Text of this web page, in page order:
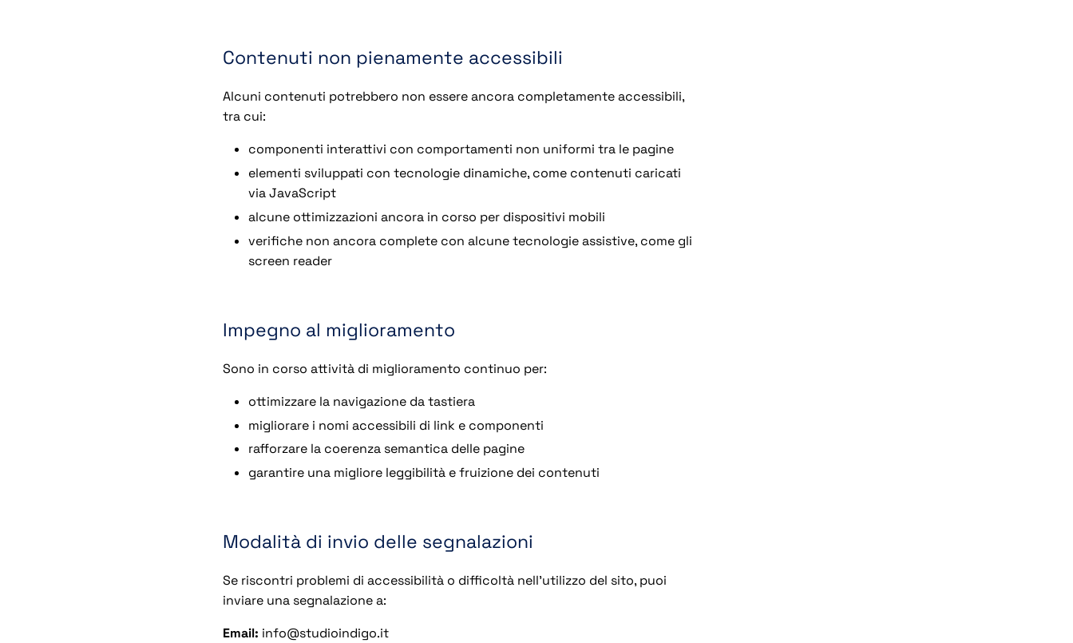
Contenuti non pienamente accessibili
Alcuni contenuti potrebbero non essere ancora completamente accessibili,
tra cui:
componenti interattivi con comportamenti non uniformi tra le pagine
elementi sviluppati con tecnologie dinamiche, come contenuti caricati
via JavaScript
alcune ottimizzazioni ancora in corso per dispositivi mobili
verifiche non ancora complete con alcune tecnologie assistive, come gli
screen reader
Impegno al miglioramento
Sono in corso attività di miglioramento continuo per:
ottimizzare la navigazione da tastiera
migliorare i nomi accessibili di link e componenti
rafforzare la coerenza semantica delle pagine
garantire una migliore leggibilità e fruizione dei contenuti
Modalità di invio delle segnalazioni
Se riscontri problemi di accessibilità o difficoltà nell’utilizzo del sito, puoi
inviare una segnalazione a:
Email: info@studioindigo.it